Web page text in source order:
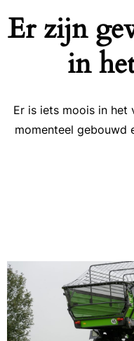
Er zijn
in
Er is iets moois in
momenteel gebouwd